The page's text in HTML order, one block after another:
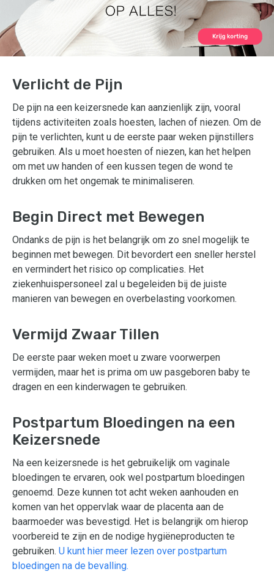
Verlicht de Pijn
De pijn na een keizersnede kan aanzienlijk zijn, vooral
tijdens activiteiten zoals hoesten, lachen of niezen. Om de
pijn te verlichten, kunt u de eerste paar weken pijnstillers
gebruiken. Als u moet hoesten of niezen, kan het helpen
om met uw handen of een kussen tegen de wond te
drukken om het ongemak te minimaliseren.
Begin Direct met Bewegen
Ondanks de pijn is het belangrijk om zo snel mogelijk te
beginnen met bewegen. Dit bevordert een sneller herstel
en vermindert het risico op complicaties. Het
ziekenhuispersoneel zal u begeleiden bij de juiste
manieren van bewegen en overbelasting voorkomen.
Vermijd Zwaar Tillen
De eerste paar weken moet u zware voorwerpen
vermijden, maar het is prima om uw pasgeboren baby te
dragen en een kinderwagen te gebruiken.
Postpartum Bloedingen na een
Keizersnede
Na een keizersnede is het gebruikelijk om vaginale
bloedingen te ervaren, ook wel postpartum bloedingen
genoemd. Deze kunnen tot acht weken aanhouden en
komen van het oppervlak waar de placenta aan de
baarmoeder was bevestigd. Het is belangrijk om hierop
voorbereid te zijn en de nodige hygiëneproducten te
gebruiken. U kunt hier meer lezen over postpartum
bloedingen na de bevalling.